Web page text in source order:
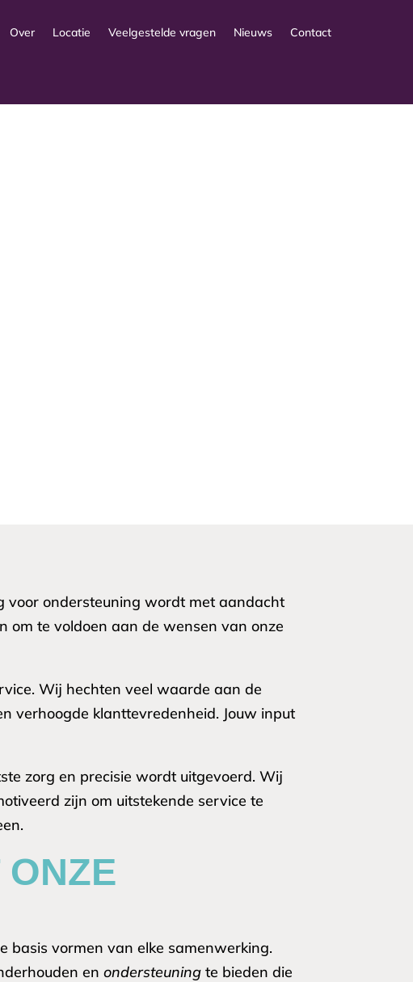
Over Locatie Veelgestelde vragen Nieuws Contact
voor ondersteuning wordt met aandacht
om te voldoen aan de wensen van onze
Wij hechten veel waarde aan de
verhoogde klanttevredenheid. Jouw input
zorg en precisie wordt uitgevoerd. Wij
zijn om uitstekende service te
basis vormen van elke samenwerking.
enondersteuning te bieden die